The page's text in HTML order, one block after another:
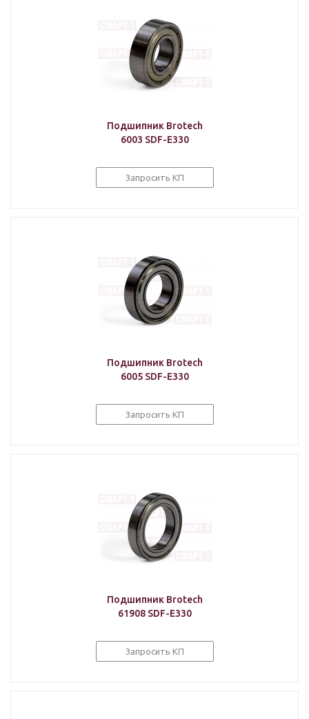
Подшипник Brotech
6003 SDF-E330
Запросить КП
Подшипник Brotech
6005 SDF-E330
Запросить КП
Подшипник Brotech
61908 SDF-E330
Запросить КП